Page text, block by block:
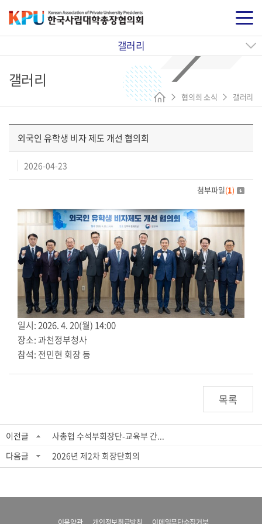
갤러리
갤러리
협의회 소식 갤러리
외국인 유학생 비자 제도 개선 협의회
2026-04-23
첨부파일(1)
일시: 2026. 4. 20(월) 14:00
장소: 과천정부청사
참석: 전민현 회장 등
목록
이전글
사총협 수석부회장단-교육부 간...
다음글
2026년 제2차 회장단회의